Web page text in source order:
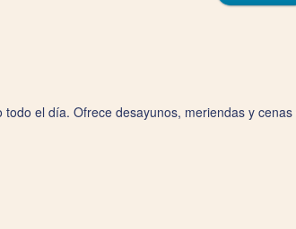
el día. Ofrece desayunos, meriendas y cenas